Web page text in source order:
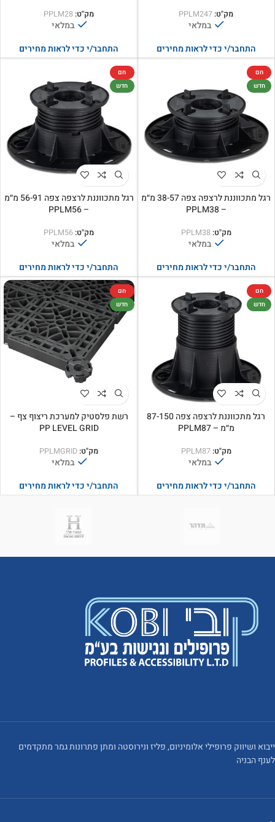
מק"ט: PPLM247
במלאי
התחבר/י כדי לראות מחירים
מק"ט: PPLM28
במלאי
התחבר/י כדי לראות מחירים
חם
חדש
רגל מתכווננת לרצפה צפה 38-57 מ״מ
– PPLM38
מק"ט:PPLM38
במלאי
התחבר/י כדי לראות מחירים
חם
חדש
רגל מתכווננת לרצפה צפה 56-91 מ״מ
– PPLM56
מק"ט: PPLM56
במלאי
התחבר/י כדי לראות מחירים
חם
חדש
רגל מתכווננת לרצפה צפה 87-150
מ״מ – PPLM87
מק"ט:PPLM87
במלאי
התחבר/י כדי לראות מחירים
חם
חדש
רשת פלסטיק למערכת ריצוף צף –
PP LEVEL GRID
מק"ט: PPLMGRID
במלאי
התחבר/י כדי לראות מחירים
ייבוא ושיווק פרופילי אלומיניום, פליז ונירוסטה ומתן פתרונות גמר מתקדמים
לענף הבניה